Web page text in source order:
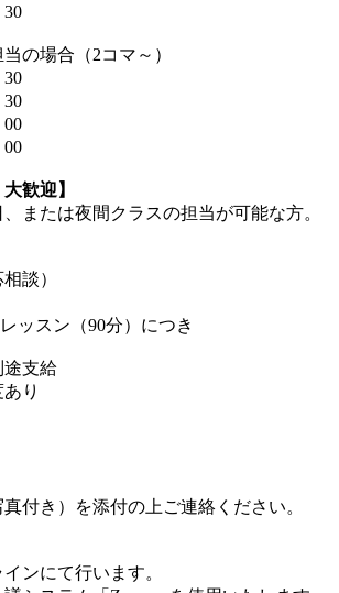
30
の場合（2コマ～）
30
30
00
00
歓迎】
または夜間クラスの担当が可能な方。
談）
ッスン（90分）につき
支給
り
付き）を添付の上ご連絡ください。
ンにて行います。